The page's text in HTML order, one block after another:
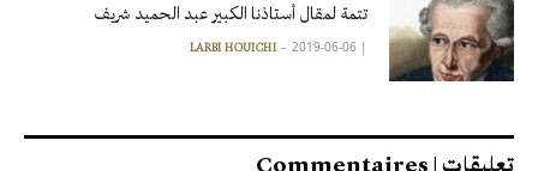
تتمة لمقال أستاذنا الكبير عبد الحميد شريف
|
LARBI HOUICHI 2019-06-06
تعليقات | Commentaires